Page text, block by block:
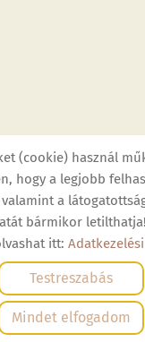
- Minden jog
Adatkezelési
Elállási nyilatkozat
Mindet elfogadom
Testreszabás
(cookie) használ
hogy a legjobb
a
bármikor
itt: